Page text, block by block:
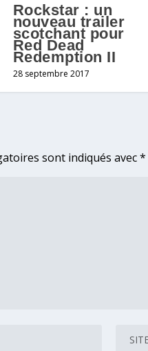
Rockstar : un
nouveau trailer
scotchant pour
Red Dead
Redemption II
28 septembre 2017
sont indiqués avec*